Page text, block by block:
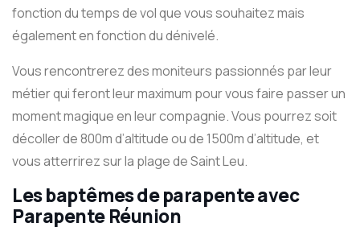
fonction du temps de vol que vous souhaitez mais
également en fonction du dénivelé.
Vous rencontrerez des moniteurs passionnés par leur
métier qui feront leur maximum pour vous faire passer un
moment magique en leur compagnie. Vous pourrez soit
décoller de 800m d’altitude ou de 1500m d’altitude, et
vous atterrirez sur la plage de Saint Leu.
Les baptêmes de parapenteavec
Parapente Réunion